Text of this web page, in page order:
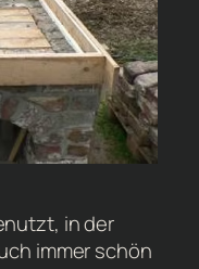
in der
immer schön